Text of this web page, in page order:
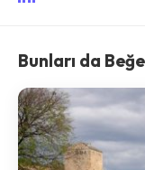
Bunları da